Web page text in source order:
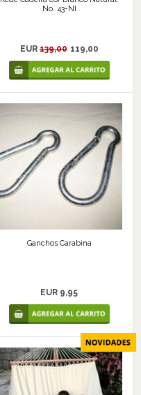
No. 43-NI
EUR139,00 119,00
Ganchos Carabina
EUR 9,95